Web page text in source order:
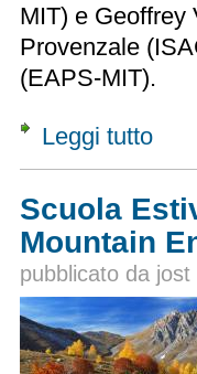
MIT) e Geoffrey
Provenzale
(EAPS-MIT).
Leggi tutto
Scuola
Mountain
pubblicato da jost